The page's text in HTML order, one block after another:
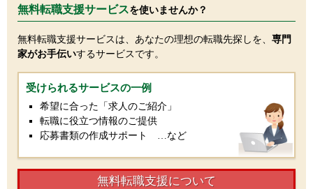
無料転職支援サービスを使いませんか？
無料転職支援サービスは、あなたの理想の転職先探しを、 専門
家がお手伝いするサービスです。
受けられるサービスの一例
希望に合った「求人のご紹介」
転職に役立つ情報のご提供
応募書類の作成サポート …など
無料転職支援について